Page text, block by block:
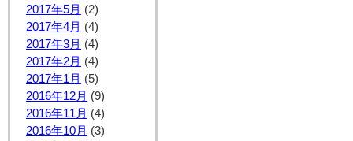
2017年5月 (2)
2017年4月 (4)
2017年3月 (4)
2017年2月 (4)
2017年1月 (5)
2016年12月 (9)
2016年11月 (4)
2016年10月 (3)